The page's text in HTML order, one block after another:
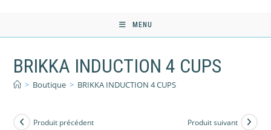
MENU
BRIKKA INDUCTION 4 CUPS
> Boutique > BRIKKA INDUCTION 4 CUPS
Produit précédent Produit suivant